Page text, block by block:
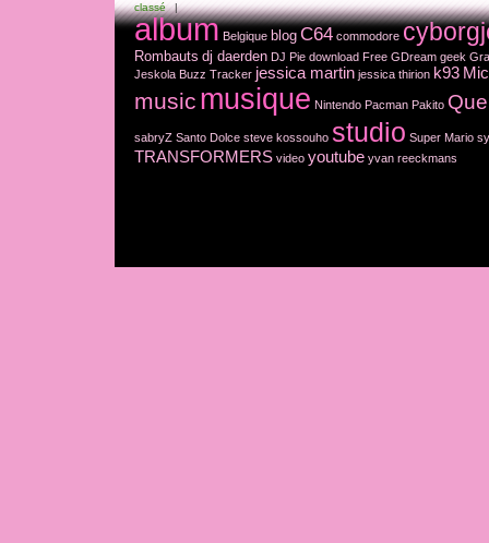
classé |
album Belgique blog C64 commodore
Rombauts dj daerden DJ Pie download Free GDream geek
Jeskola Buzz Tracker jessica martin jessica thirion k93
music musique Nintendo Pacman Pakito
sabryZ Santo Dolce steve kossouho studio Super Mario
TRANSFORMERS video youtube yvan reeckmans